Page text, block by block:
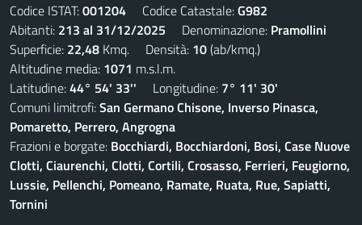
Codice ISTAT:001204 Codice Catastale:G982
Abitanti: 213 al 31/12/2025 Denominazione: Pramollini
Superficie: 22,48 Kmq. Densità: 10(ab/kmq.)
Altitudine media: 1071 m.s.l.m.
Latitudine:44° 54' 33'' Longitudine: 7° 11' 30'
Comuni limitrofi:San Germano Chisone, Inverso Pinasca,
Pomaretto, Perrero, Angrogna
Frazioni e borgate: Bocchiardi, Bocchiardoni, Bosi, Case Nuove
Clotti, Ciaurenchi, Clotti, Cortili, Crosasso, Ferrieri, Feugiorno,
Lussie, Pellenchi, Pomeano, Ramate, Ruata, Rue, Sapiatti,
Tornini